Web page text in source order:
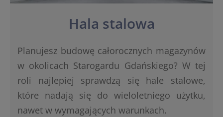
Hala stalowa
Planujesz budowę całorocznych magazynów
w okolicach Starogardu Gdańskiego? W tej
roli najlepiej sprawdzą się hale stalowe,
które nadają się do wieloletniego użytku,
nawet w wymagających warunkach.